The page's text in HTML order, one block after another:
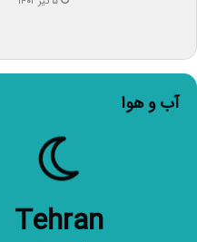
آب و هوا
Tehran
آسمان صاف